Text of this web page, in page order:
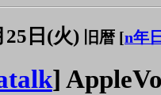
25日(火) 旧暦 [n年
]